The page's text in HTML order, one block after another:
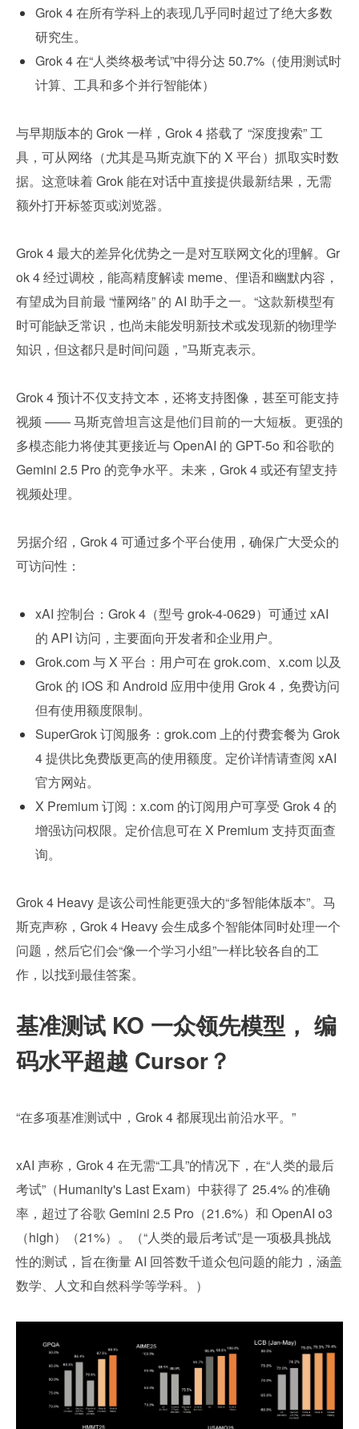
Grok 4 在所有学科上的表现几乎同时超过了绝大多数
研究生。
Grok 4 在“人类终极考试”中得分达 50.7%（使用测试时
计算、工具和多个并行智能体）
与早期版本的 Grok 一样，Grok 4 搭载了 “深度搜索” 工
具，可从网络（尤其是马斯克旗下的 X 平台）抓取实时数
据。这意味着 Grok 能在对话中直接提供最新结果，无需
额外打开标签页或浏览器。
Grok 4 最大的差异化优势之一是对互联网文化的理解。Gr
ok 4 经过调校，能高精度解读 meme、俚语和幽默内容，
有望成为目前最 “懂网络” 的 AI 助手之一。“这款新模型有
时可能缺乏常识，也尚未能发明新技术或发现新的物理学
知识，但这都只是时间问题，”马斯克表示。
Grok 4 预计不仅支持文本，还将支持图像，甚至可能支持
视频 —— 马斯克曾坦言这是他们目前的一大短板。更强的
多模态能力将使其更接近与 OpenAI 的 GPT-5o 和谷歌的
Gemini 2.5 Pro 的竞争水平。未来，Grok 4 或还有望支持
视频处理。
另据介绍，Grok 4 可通过多个平台使用，确保广大受众的
可访问性：
xAI 控制台：Grok 4（型号 grok-4-0629）可通过 xAI
的 API 访问，主要面向开发者和企业用户。
Grok.com 与 X 平台：用户可在 grok.com、x.com 以及
Grok 的 iOS 和 Android 应用中使用 Grok 4，免费访问
但有使用额度限制。
SuperGrok 订阅服务：grok.com 上的付费套餐为 Grok
4 提供比免费版更高的使用额度。定价详情请查阅 xAI
官方网站。
X Premium 订阅：x.com 的订阅用户可享受 Grok 4 的
增强访问权限。定价信息可在 X Premium 支持页面查
询。
Grok 4 Heavy 是该公司性能更强大的“多智能体版本”。马
斯克声称，Grok 4 Heavy 会生成多个智能体同时处理一个
问题，然后它们会“像一个学习小组”一样比较各自的工
作，以找到最佳答案。
基准测试 KO 一众领先模型， 编
码水平超越 Cursor？
“在多项基准测试中，Grok 4 都展现出前沿水平。”
xAI 声称，Grok 4 在无需“工具”的情况下，在“人类的最后
考试”（Humanity's Last Exam）中获得了 25.4% 的准确
率，超过了谷歌 Gemini 2.5 Pro（21.6%）和 OpenAI o3
（high）（21%）。（“人类的最后考试”是一项极具挑战
性的测试，旨在衡量 AI 回答数千道众包问题的能力，涵盖
数学、人文和自然科学等学科。）